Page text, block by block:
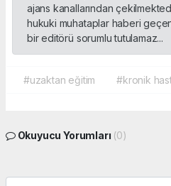
ajans kanallarından
hukuki muhataplar haberi
bir editörü sorumlu tutulamaz...
#uzaktan eğitim #kronik
Okuyucu Yorumları (0)